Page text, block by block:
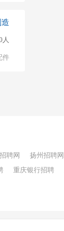
人
件
聘网 扬州招聘网
重庆银行招聘